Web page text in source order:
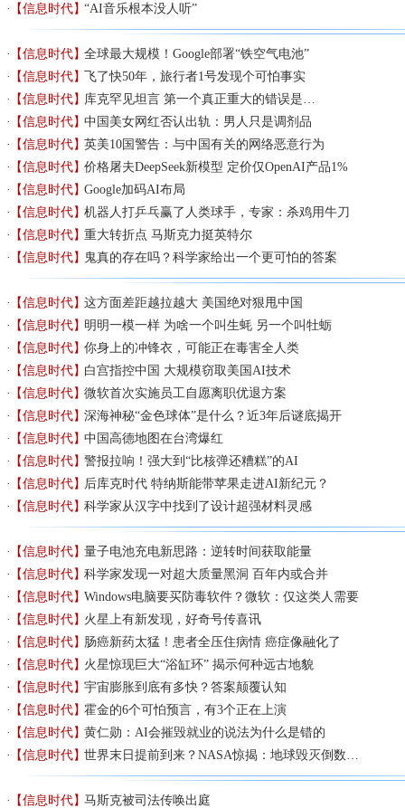
【信息时代】“AI音乐根本没人听”
【信息时代】全球最大规模！Google部署“铁空气电池”
【信息时代】
飞了快50年，旅行者1号发现个可怕事实
【信息时代】库克罕见坦言 第一个真正重大的错误是…
【信息时代】中国美女网红否认出轨：男人只是调剂品
【信息时代】英美10国警告：与中国有关的网络恶意行为
【信息时代】价格屠夫DeepSeek新模型 定价仅OpenAI产品1%
【信息时代】Google加码AI布局
【信息时代】机器人打乒乓赢了人类球手，专家：杀鸡用牛刀
【信息时代】重大转折点 马斯克力挺英特尔
【信息时代】 鬼真的存在吗？科学家给出一个更可怕的答案
【信息时代】这方面差距越拉越大 美国绝对狠甩中国
【信息时代】明明一模一样 为啥一个叫生蚝 另一个叫牡蛎
【信息时代】你身上的冲锋衣，可能正在毒害全人类
【信息时代】白宫指控中国 大规模窃取美国AI技术
【信息时代】微软首次实施员工自愿离职优退方案
【信息时代】深海神秘“金色球体”是什么？近3年后谜底揭开
【信息时代】中国高德地图在台湾爆红
【信息时代】警报拉响！强大到“比核弹还糟糕”的AI
【信息时代】后库克时代 特纳斯能带苹果走进AI新纪元？
【信息时代】科学家从汉字中找到了设计超强材料灵感
【信息时代】量子电池充电新思路：逆转时间获取能量
【信息时代】科学家发现一对超大质量黑洞 百年内或合并
【信息时代】Windows电脑要买防毒软件？微软：仅这类人需要
【信息时代】火星上有新发现，好奇号传喜讯
【信息时代】肠癌新药太猛！患者全压住病情 癌症像融化了
【信息时代】火星惊现巨大“浴缸环” 揭示何种远古地貌
【信息时代】宇宙膨胀到底有多快？答案颠覆认知
【信息时代】霍金的6个可怕预言，有3个正在上演
【信息时代】黄仁勋：AI会摧毁就业的说法为什么是错的
【信息时代】世界末日提前到来？NASA惊揭：地球毁灭倒数…
【信息时代】马斯克被司法传唤出庭